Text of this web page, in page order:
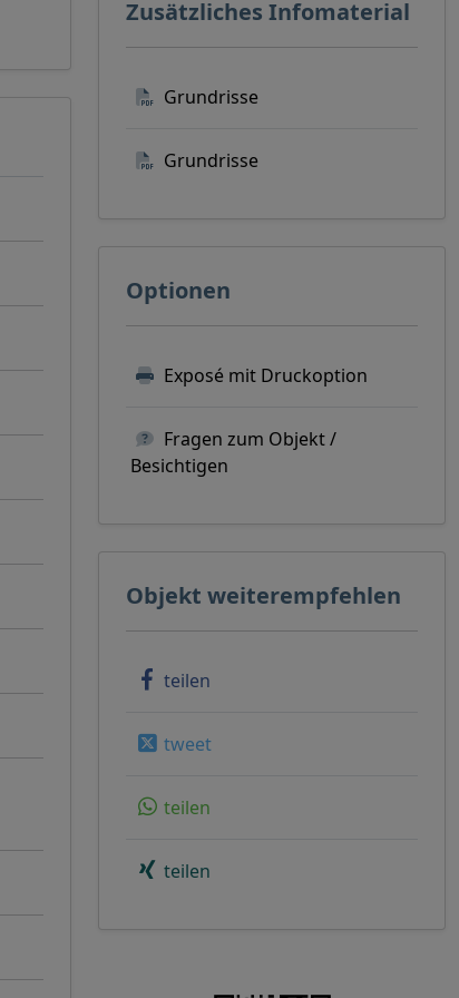
Zusätzliches Infomaterial
Grundrisse
Grundrisse
Optionen
Exposé mit Druckoption
Fragen zum Objekt /
Besichtigen
Objekt weiterempfehlen
teilen
tweet
teilen
teilen